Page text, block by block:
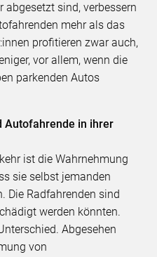
abgesetzt sind, verbessern
mehr als das
profitieren zwar auch,
vor allem, wenn die
parkenden Autos
Autofahrende in ihrer
ist die Wahrnehmung
sie selbst jemanden
Die Radfahrenden sind
werden könnten.
Abgesehen
von